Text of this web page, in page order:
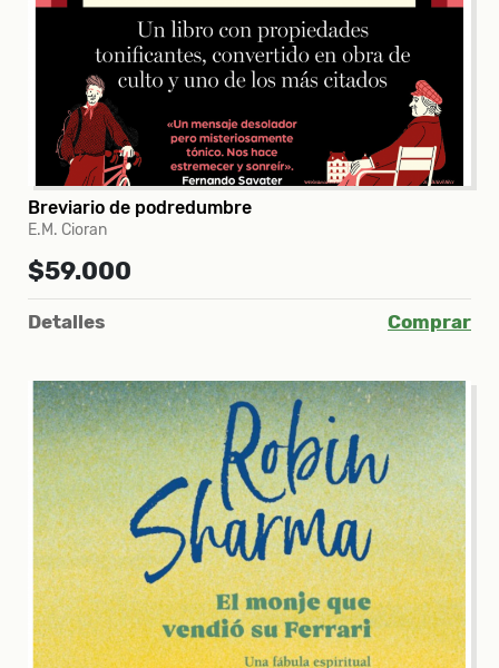
Breviario de podredumbre
E.M. Cioran
$59.000
Detalles Comprar